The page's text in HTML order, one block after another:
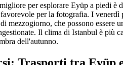
per esplorare Eyüp a piedi è
per la fotografia. I
mezzogiorno, che possono essere
Il clima di Istanbul è più
dell'autunno.
Trasporti tra Eyüp